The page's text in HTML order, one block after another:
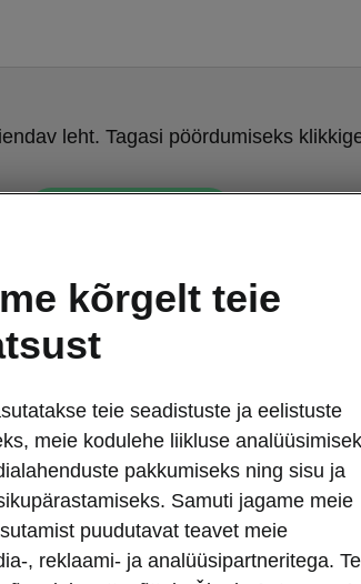
leht. Tagasi pöördumiseks
Soovitusi
Ära
hästi.
kõrgelt teie
teie seadistuste ja eelistuste
meie kodulehe liikluse
pakkumiseks ning sisu ja
Samuti jagame meie
puudutavat teavet meie
, reklaami- ja analüüsipartneritega. Te